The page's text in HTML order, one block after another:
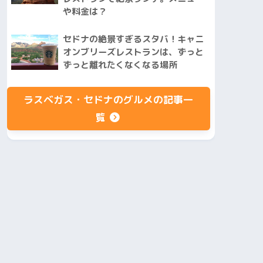
や料金は？
セドナの絶景すぎるスタバ！キャニ
オンブリーズレストランは、ずっと
ずっと離れたくなくなる場所
ラスベガス・セドナのグルメの記事一
覧